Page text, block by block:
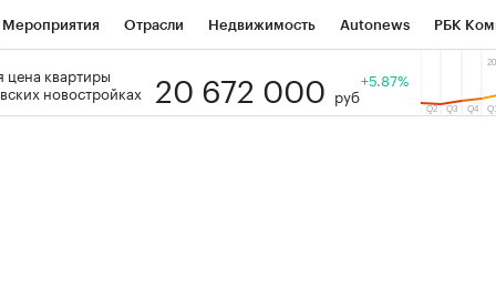
Мероприятия Отрасли Недвижимость Autonews РБК
РБК Образование Тренды
цена квартиры
новостройках
20 672 000 руб
+5.87%